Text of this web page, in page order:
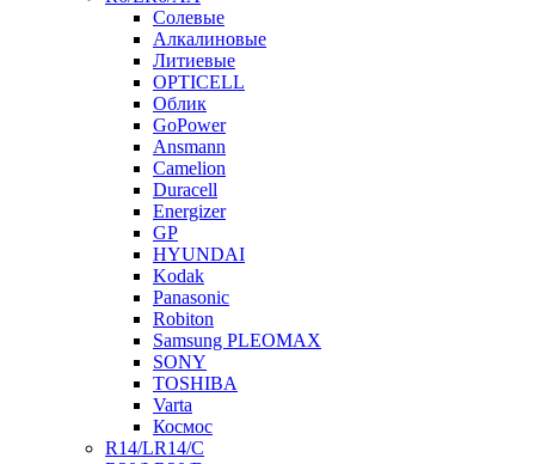
Солевые
Алкалиновые
Литиевые
OPTICELL
Облик
GoPower
Ansmann
Camelion
Duracell
Energizer
GP
HYUNDAI
Kodak
Panasonic
Robiton
Samsung PLEOMAX
SONY
TOSHIBA
Varta
Космос
R14/LR14/C